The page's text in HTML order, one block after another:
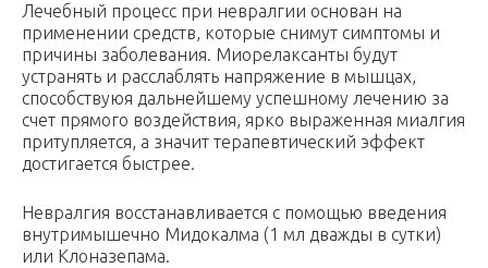
Лечебный процесс при невралгии основан на
применении средств, которые снимут симптомы и
причины заболевания. Миорелаксанты будут
устранять и расслаблять напряжение в мышцах,
способствуюя дальнейшему успешному лечению за
счет прямого воздействия, ярко выраженная миалгия
притупляется, а значит терапевтический эффект
достигается быстрее.
Невралгия восстанавливается с помощью введения
внутримышечно Мидокалма (1 мл дважды в сутки)
или Клоназепама.